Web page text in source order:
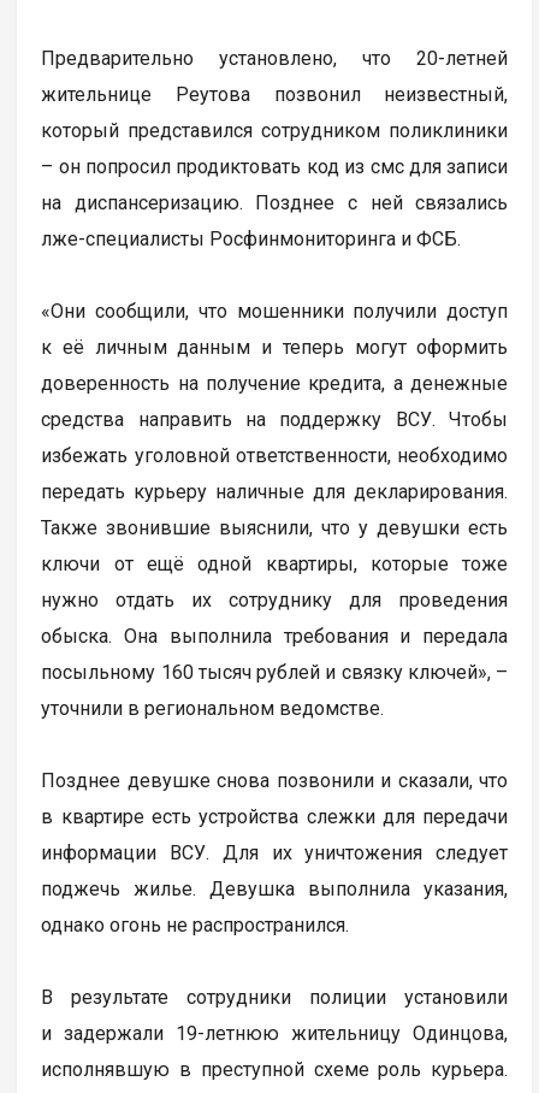
Предварительно установлено, что 20-летней
жительнице Реутова позвонил неизвестный,
который представился сотрудником поликлиники
– он попросил продиктовать код из смс для записи
на диспансеризацию. Позднее с ней связались
лже-специалисты Росфинмониторинга и ФСБ.
«Они сообщили, что мошенники получили доступ
к её личным данным и теперь могут оформить
доверенность на получение кредита, а денежные
средства направить на поддержку ВСУ. Чтобы
избежать уголовной ответственности, необходимо
передать курьеру наличные для декларирования.
Также звонившие выяснили, что у девушки есть
ключи от ещё одной квартиры, которые тоже
нужно отдать их сотруднику для проведения
обыска. Она выполнила требования и передала
посыльному 160 тысяч рублей и связку ключей», –
уточнили в региональном ведомстве.
Позднее девушке снова позвонили и сказали, что
в квартире есть устройства слежки для передачи
информации ВСУ. Для их уничтожения следует
поджечь жилье. Девушка выполнила указания,
однако огонь не распространился.
В результате сотрудники полиции установили
и задержали 19-летнюю жительницу Одинцова,
исполнявшую в преступной схеме роль курьера.